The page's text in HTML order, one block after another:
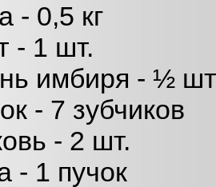
- 0,5 кг
- 1 шт.
имбиря - ½
- 7 зубчиков
- 2 шт.
- 1 пучок